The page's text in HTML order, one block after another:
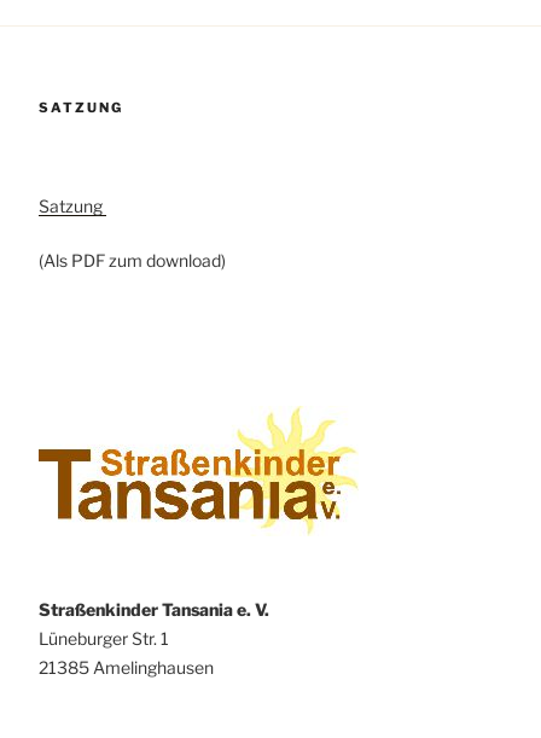
SATZUNG
Satzung
(Als PDF zum download)
Straßenkinder Tansania e. V.
Lüneburger Str. 1
21385 Amelinghausen